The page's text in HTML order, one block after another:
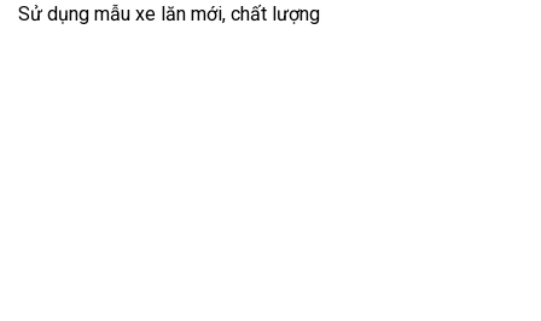
Sử dụng mẫu xe lăn mới, chất lượng